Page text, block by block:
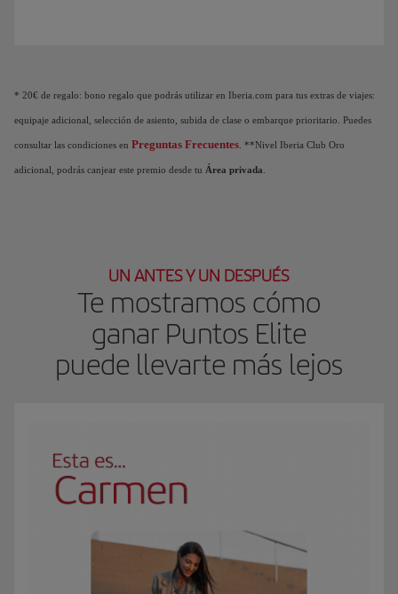
* 20€ de regalo: bono regalo que podrás utilizar en Iberia.com para tus extras de viajes:
equipaje adicional, selección de asiento, subida de clase o embarque prioritario. Puedes
consultar las condiciones en Preguntas Frecuentes . **Nivel Iberia Club Oro
adicional, podrás canjear este premio desde tu Área privada
UN ANTES Y UN DESPUÉS
Te mostramos cómo
ganar Puntos Elite
puede llevarte más lejos